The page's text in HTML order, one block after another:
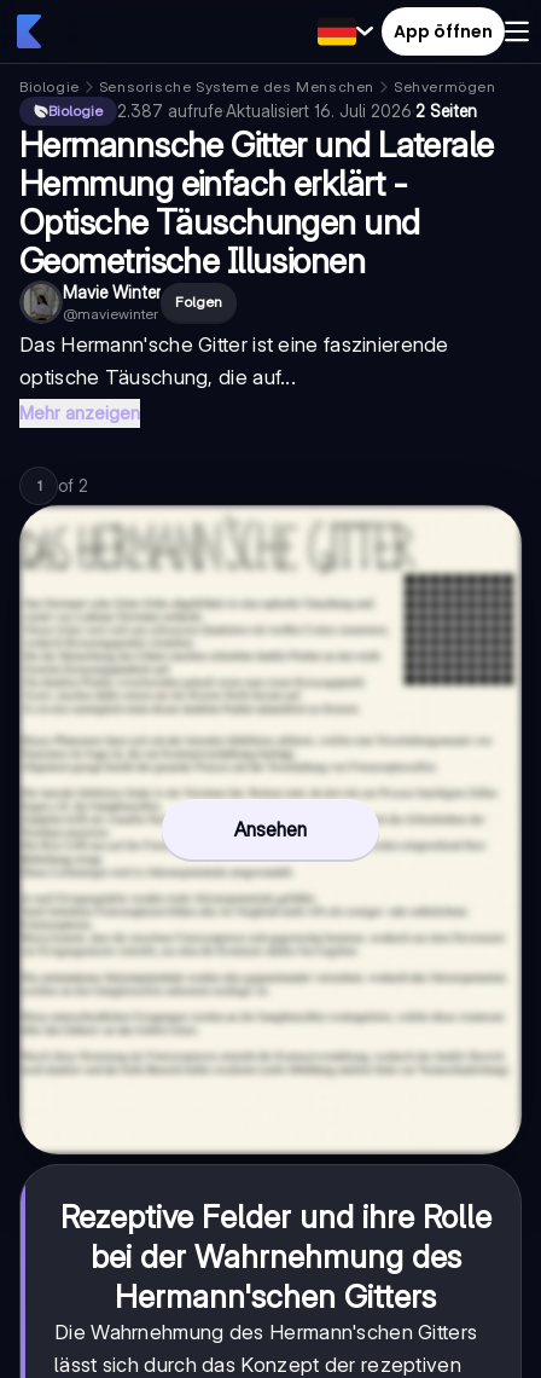
App öffnen
Biologie Sensorische Systeme des Menschen
Sehvermögen
Biologie
2.387 aufrufe·Aktualisiert 16. Juli 2026·2 Seiten
Hermannsche Gitter und Laterale
Hemmung einfach erklärt -
Optische Täuschungen und
Geometrische Illusionen
Mavie Winter
@maviewinter
Folgen
Das Hermann'sche Gitter ist eine faszinierende
optische Täuschung, die auf...
Mehr anzeigen
1 of 2
Ansehen
Rezeptive Felder und ihre Rolle
bei der Wahrnehmung des
Hermann'schen Gitters
Die Wahrnehmung des Hermann'schen Gitters
lässt sich durch das Konzept der rezeptiven